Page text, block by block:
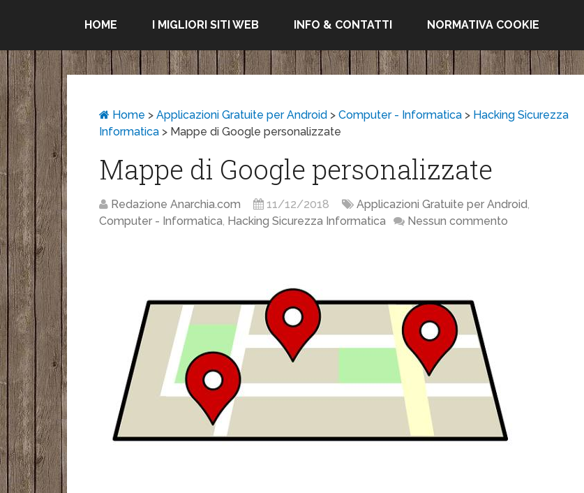
HOME I MIGLIORI SITI WEB INFO & CONTATTI NORMATIVA COOKIE
Home >Applicazioni Gratuite per Android >Computer - Informatica > Hacking Sicurezza
Informatica > Mappe di Google personalizzate
Mappe di Google personalizzate
Redazione Anarchia.com 11/12/2018 Applicazioni Gratuite per Android,
Computer - Informatica, Hacking Sicurezza Informatica Nessun commento